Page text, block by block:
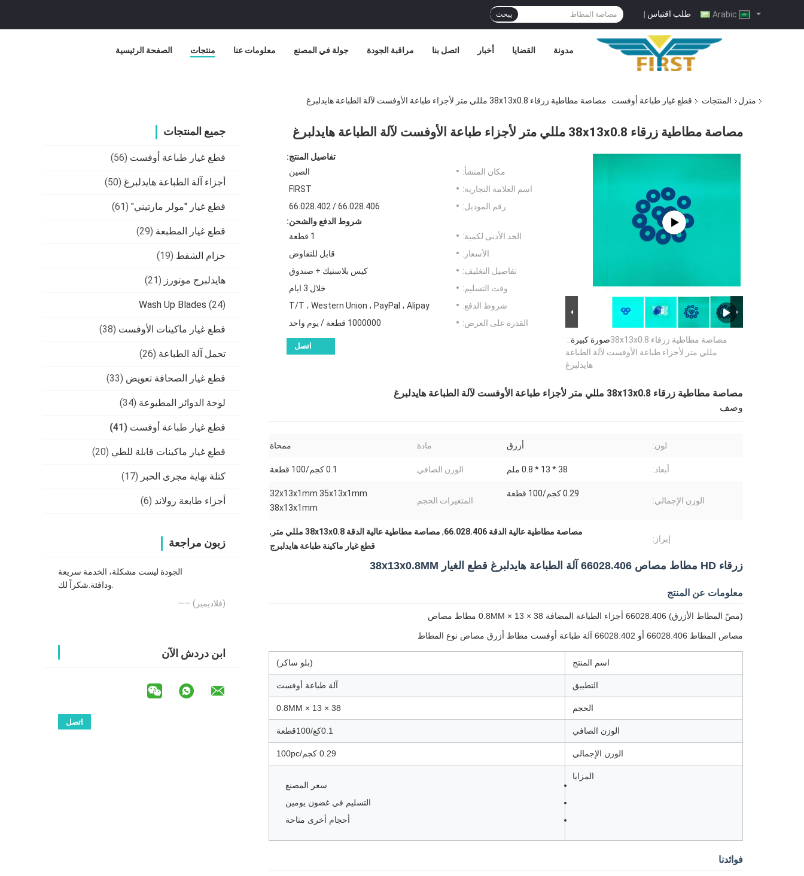
طلب اقتباس | يبحث
الصفحة الرئيسية منتجات معلومات عنا جولة في المصنع مراقبة الجودة اتصل بنا أخبار القضايا مدونة
منزل المنتجات قطع غيار طباعة أوفست مصاصة مطاطية زرقاء 38x13x0.8 مللي متر لأجزاء طباعة الأوفست لآلة الطباعة هايدلبرغ
جميع المنتجات
قطع غيار طباعة أوفست (56)
أجزاء آلة الطباعة هايدلبرغ (50)
قطع غيار "مولر مارتيني" (61)
قطع غيار المطبعة (29)
حزام الشفط (19)
هايدلبرج موتورز (21)
Wash Up Blades (24)
قطع غيار ماكينات الأوفست (38)
تحمل آلة الطباعة (26)
قطع غيار الصحافة تعويض (33)
لوحة الدوائر المطبوعة (34)
قطع غيار طباعة أوفست (41)
قطع غيار ماكينات قابلة للطي (20)
كتلة نهاية مجرى الحبر (17)
أجزاء طابعة رولاند (6)
زبون مراجعة
الجودة ليست مشكلة، الخدمة سريعة
ودافئة.شكراً لك.
—— (فلاديمير)
ابن دردش الآن
مصاصة مطاطية زرقاء 38x13x0.8 مللي متر لأجزاء طباعة الأوفست لآلة الطباعة هايدلبرغ
صورة كبيرة :مصاصة مطاطية زرقاء 38x13x0.8
مللي متر لأجزاء طباعة الأوفست لآلة الطباعة
هايدلبرغ
تفاصيل المنتج:
مكان المنشأ:
الصين
اسم العلامة التجارية:
FIRST
رقم الموديل:
66.028.406 / 66.028.402
شروط الدفع والشحن:
الحد الأدنى لكمية:
1 قطعة
الأسعار:
قابل للتفاوض
تفاصيل التغليف:
كيس بلاستيك + صندوق
وقت التسليم:
خلال 3 ايام
شروط الدفع:
T/T ، Western Union ، PayPal ، Alipay
القدرة على العرض:
1000000 قطعة / يوم واحد
اتصل
مصاصة مطاطية زرقاء 38x13x0.8 مللي متر لأجزاء طباعة الأوفست لآلة الطباعة هايدلبرغ
وصف
لون: أزرق مادة: ممحاة
أبعاد: 38 * 13 * 0.8 ملم الوزن الصافي: 0.1 كجم/100 قطعة
الوزن الإجمالي:
0.29 كجم/100 قطعة
المتغيرات الحجم:
32x13x1mm 35x13x1mm
38x13x1mm
إبراز:
مصاصة مطاطية عالية الدقة 66.028.406 , مصاصة مطاطية عالية الدقة 38x13x0.8 مللي متر
,
قطع غيار ماكينة طباعة هايدلبرج
زرقاء HD مطاط مصاص 66028.406 آلة الطباعة هايدلبرغ قطع الغيار 38x13x0.8MM
معلومات عن المنتج
(مصّ المطاط الأزرق) 66028.406 أجزاء الطباعة المضافة 38 × 13 × 0.8MM مطاط مصاص
مصاص المطاط 66028.406 أو 66028.402 آلة طباعة أوفست مطاط أزرق مصاص نوع المطاط
اسم المنتج (بلو ساكر)
التطبيق آلة طباعة أوفست
الحجم 38 × 13 × 0.8MM
الوزن الصافي 0.1كغ/100قطعة
الوزن الإجمالي 0.29 كجم/100pc
المزايا
سعر المصنع
التسليم في غضون يومين
أحجام أخرى متاحة
فوائدنا